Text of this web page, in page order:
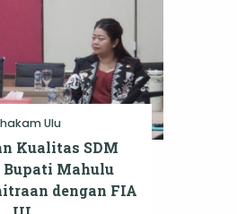
Ulu
Kualitas SDM
Bupati Mahulu
dengan FIA